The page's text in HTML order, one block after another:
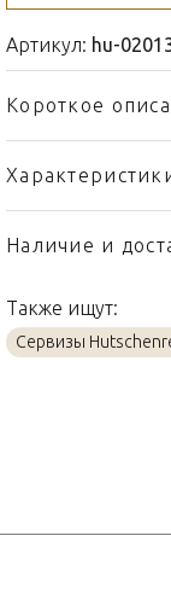
Артикул: hu-
Короткое
Тип товара
Бренд
Страна
Материал
Наличие и
Также ищут:
Сервизы